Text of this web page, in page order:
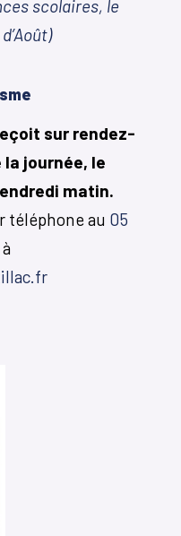
scolaires, le
sur rendez-
journée, le
matin.
téléphone au 05